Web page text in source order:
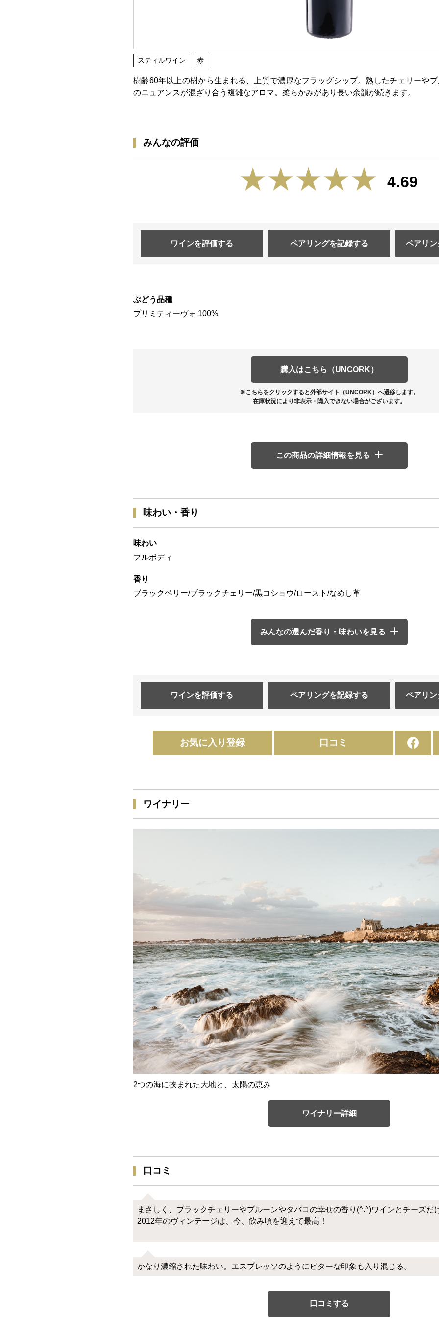
スティルワイン 赤
樹齢60年以上の樹から生まれる、上質で濃厚なフラッグシップ。熟したチェリーや
のニュアンスが混ざり合う複雑なアロマ。柔らかみがあり長い余韻が続きます。
みんなの評価
4.69
ワインを評価する ペアリングを記録する ペアリン
ぶどう品種
プリミティーヴォ 100%
購入はこちら（UNCORK）
※こちらをクリックすると外部サイト（UNCORK）へ遷移します。
在庫状況により非表示・購入できない場合がございます。
この商品の詳細情報を見る
味わい・香り
味わい
フルボディ
香り
ブラックベリー/ブラックチェリー/黒コショウ/ロースト/なめし革
みんなの選んだ香り・味わいを見る
ワインを評価する ペアリングを記録する ペアリン
お気に入り登録 口コミ
ワイナリー
2つの海に挟まれた大地と、太陽の恵み
ワイナリー詳細
口コミ
まさしく、ブラックチェリーやプルーンやタバコの幸せの香り(^.^)ワインとチーズだ
2012年のヴィンテージは、今、飲み頃を迎えて最高！
かなり濃縮された味わい。エスプレッソのようにビターな印象も入り混じる。
口コミする